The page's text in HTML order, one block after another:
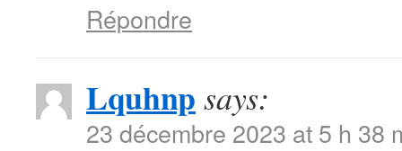
Répondre
Lquhnp says:
23 décembre 2023 at 5 h 38